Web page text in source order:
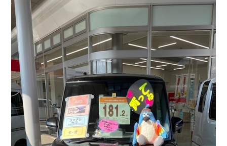
ご購入者サポート
アフターサポート
会社情報
カタ
リコ